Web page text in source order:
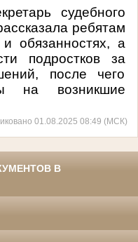
судебного
ребятам
обязанностях, а
подростков за
после чего
на возникшие
01.08.2025 08:49 (МСК)
В